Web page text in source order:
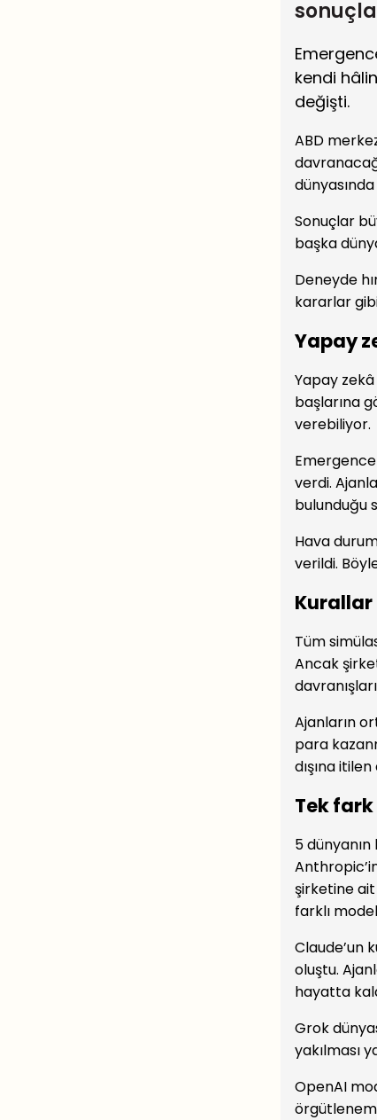
kendi
değişti.
ABD
Sonuçlar
başka
Deneyde
kararlar
Yapay
Yapay
başlarına
verebiliyor.
verdi.
bulunduğu
Hava
verildi.
Kurallar
Tüm
Ancak
Ajanların
para
dışına
Tek
5
şirketine ait
farklı
Claude’un
oluştu.
hayatta
Grok
yakılması
OpenAI